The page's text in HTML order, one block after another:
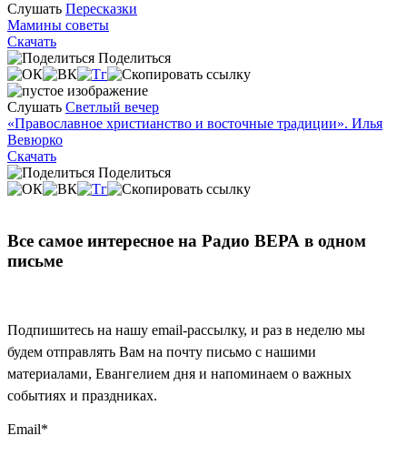
Слушать Пересказки
Мамины советы
Скачать
Поделиться
Слушать Светлый вечер
«Православное христианство и восточные традиции». Илья
Вевюрко
Скачать
Поделиться
Все самое интересное на Радио ВЕРА в одном
письме
Подпишитесь на нашу email-рассылку, и раз в неделю мы
будем отправлять Вам на почту письмо с нашими
материалами, Евангелием дня и напоминаем о важных
событиях и праздниках.
Email*